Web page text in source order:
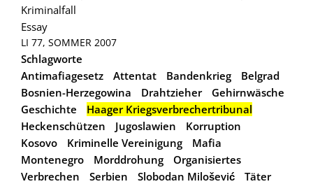
Kriminalfall
Essay
LI 77, SOMMER 2007
Schlagworte
Antimafiagesetz
Attentat Bandenkrieg
Belgrad
Bosnien-Herzegowina
Drahtzieher
Gehirnwäsche
Geschichte
Haager Kriegsverbrechertribunal
Heckenschützen
Jugoslawien
Korruption
Kosovo
Kriminelle Vereinigung
Mafia
Montenegro
Morddrohung
Organisiertes
Verbrechen
Serbien Slobodan Milošević
Täter